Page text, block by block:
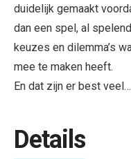
duidelijk gemaakt
dan een spel, al
keuzes en dilemma’s
mee te maken heeft.
En dat zijn er best veel…
Details